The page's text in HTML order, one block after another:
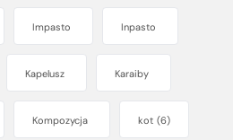
Impasto Inpasto
Kapelusz Karaiby
Kompozycja kot (6)